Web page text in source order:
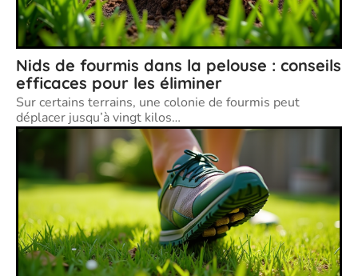
Nids de fourmis dans la pelouse : conseils
efficaces pour les éliminer
Sur certains terrains, une colonie de fourmis peut
déplacer jusqu’à vingt kilos…